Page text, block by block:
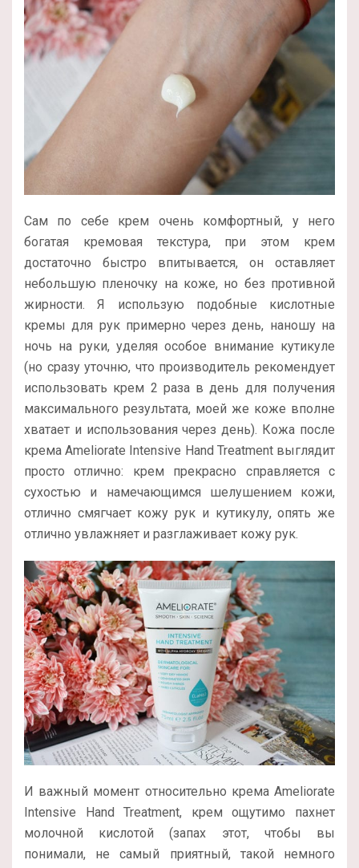
Сам по себе крем очень комфортный, у него
богатая кремовая текстура, при этом крем
достаточно быстро впитывается, он оставляет
небольшую пленочку на коже, но без противной
жирности. Я использую подобные кислотные
кремы для рук примерно через день, наношу на
ночь на руки, уделяя особое внимание кутикуле
(но сразу уточню, что производитель рекомендует
использовать крем 2 раза в день для получения
максимального результата, моей же коже вполне
хватает и использования через день). Кожа после
крема Ameliorate Intensive Hand Treatment выглядит
просто отлично: крем прекрасно справляется с
сухостью и намечающимся шелушением кожи,
отлично смягчает кожу рук и кутикулу, опять же
отлично увлажняет и разглаживает кожу рук.
И важный момент относительно крема Ameliorate
Intensive Hand Treatment, крем ощутимо пахнет
молочной кислотой (запах этот, чтобы вы
понимали, не самый приятный, такой немного